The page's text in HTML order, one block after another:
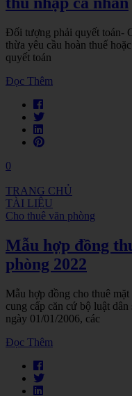
Đối tượng phải quyết toán-
thừa yêu cầu hoàn thuế
quyết toán
Đọc Thêm
0
TRANG CHỦ
TÀI LIỆU
Cho thuê văn phòng
Mẫu hợp đồng
phòng 2022
Mẫu hợp đồng cho thuê
cung cấp căn cứ bộ luật
ngày 01/01/2006, các
Đọc Thêm